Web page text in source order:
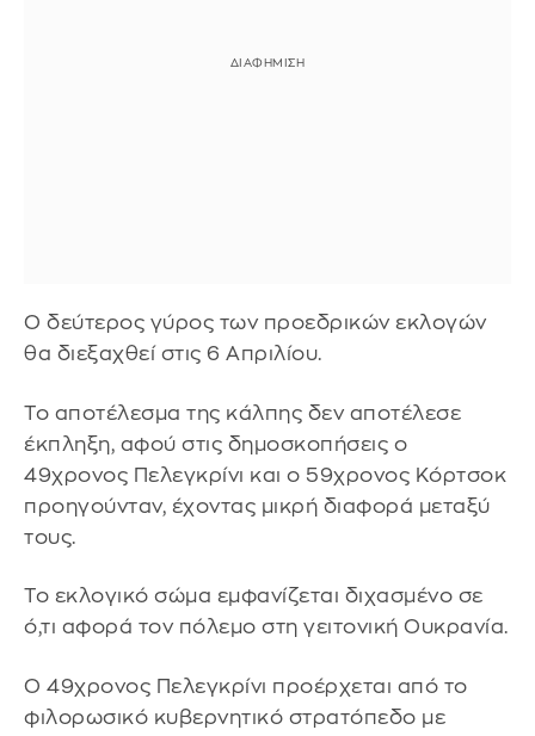
Ο δεύτερος γύρος των προεδρικών εκλογών
θα διεξαχθεί στις 6 Απριλίου.
Το αποτέλεσμα της κάλπης δεν αποτέλεσε
έκπληξη, αφού στις δημοσκοπήσεις ο
49χρονος Πελεγκρίνι και ο 59χρονος Κόρτσοκ
προηγούνταν, έχοντας μικρή διαφορά μεταξύ
τους.
Το εκλογικό σώμα εμφανίζεται διχασμένο σε
ό,τι αφορά τον πόλεμο στη γειτονική Ουκρανία.
Ο 49χρονος Πελεγκρίνι προέρχεται από το
φιλορωσικό κυβερνητικό στρατόπεδο με